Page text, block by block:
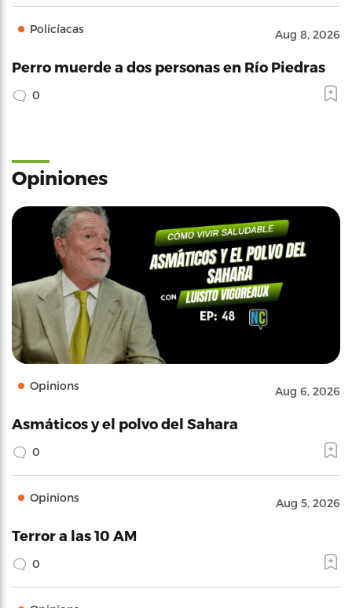
Policíacas Aug 8, 2026
Perro muerde a dos personas en Río Piedras
0
Opiniones
Opinions Aug 6, 2026
Asmáticos y el polvo del Sahara
0
Opinions Aug 5, 2026
Terror a las 10 AM
0